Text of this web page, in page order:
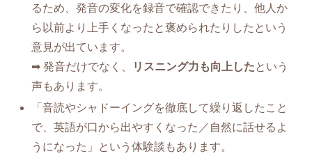
るため、発音の変化を録音で確認できたり、他人か
ら以前より上手くなったと褒められたりしたという
意見が出ています。
➡ 発音だけでなく、
リスニング力も向上したという
声もあります。
「音読やシャドーイングを徹底して繰り返したこと
で、英語が口から出やすくなった／自然に話せるよ
うになった」という体験談もあります。